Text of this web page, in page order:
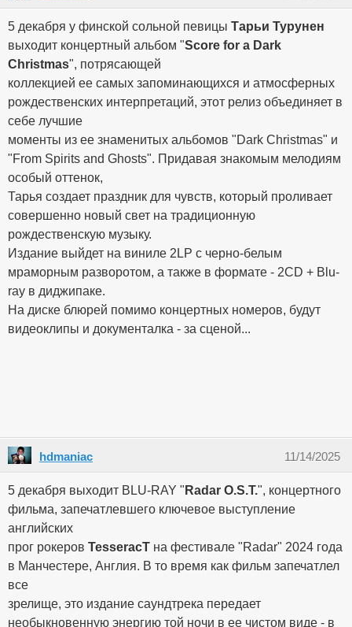
5 декабря у финской сольной певицы Тарьи Турунен
выходит концертный альбом "Score for a Dark
Christmas", потрясающей
коллекцией ее самых запоминающихся и атмосферных
рождественских интерпретаций, этот релиз объединяет в
себе лучшие
моменты из ее знаменитых альбомов "Dark Christmas" и
"From Spirits and Ghosts". Придавая знакомым мелодиям
особый оттенок,
Тарья создает праздник для чувств, который проливает
совершенно новый свет на традиционную
рождественскую музыку.
Издание выйдет на виниле 2LP с черно-белым
мраморным разворотом, а также в формате - 2CD + Blu-
ray в диджипаке.
На диске блюрей помимо концертных номеров, будут
видеоклипы и документалка - за сценой...
11/14/2025
hdmaniac
5 декабря выходит BLU-RAY " Radar O.S.T.", концертного
фильма, запечатлевшего ключевое выступление
английских
прог рокеров TesseracT на фестивале "Radar" 2024 года
в Манчестере, Англия. В то время как фильм запечатлел
все
зрелище, это издание саундтрека передает
необыкновенную энергию той ночи в ее чистом виде - в